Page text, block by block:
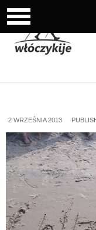
2 WRZEŚNIA 2013